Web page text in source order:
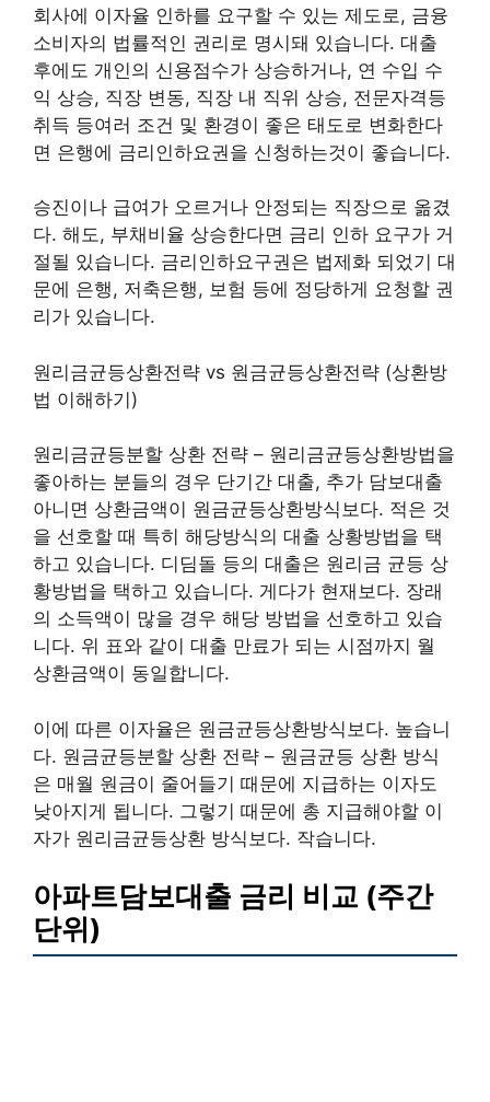
회사에 이자율 인하를 요구할 수 있는 제도로, 금융
소비자의 법률적인 권리로 명시돼 있습니다. 대출
후에도 개인의 신용점수가 상승하거나, 연 수입 수
익 상승, 직장 변동, 직장 내 직위 상승, 전문자격등
취득 등여러 조건 및 환경이 좋은 태도로 변화한다
면 은행에 금리인하요권을 신청하는것이 좋습니다.
승진이나 급여가 오르거나 안정되는 직장으로 옮겼
다. 해도, 부채비율 상승한다면 금리 인하 요구가 거
절될 있습니다. 금리인하요구권은 법제화 되었기 대
문에 은행, 저축은행, 보험 등에 정당하게 요청할 권
리가 있습니다.
원리금균등상환전략 vs 원금균등상환전략 (상환방
법 이해하기)
원리금균등분할 상환 전략 – 원리금균등상환방법을
좋아하는 분들의 경우 단기간 대출, 추가 담보대출
아니면 상환금액이 원금균등상환방식보다. 적은 것
을 선호할 때 특히 해당방식의 대출 상황방법을 택
하고 있습니다. 디딤돌 등의 대출은 원리금 균등 상
황방법을 택하고 있습니다. 게다가 현재보다. 장래
의 소득액이 많을 경우 해당 방법을 선호하고 있습
니다. 위 표와 같이 대출 만료가 되는 시점까지 월
상환금액이 동일합니다.
이에 따른 이자율은 원금균등상환방식보다. 높습니
다. 원금균등분할 상환 전략 – 원금균등 상환 방식
은 매월 원금이 줄어들기 때문에 지급하는 이자도
낮아지게 됩니다. 그렇기 때문에 총 지급해야할 이
자가 원리금균등상환 방식보다. 작습니다.
아파트담보대출 금리 비교 (주간
단위)